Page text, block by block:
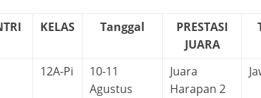
KELAS Tanggal
PRESTASI
JUARA
12A-Pi
10-11
Agustus
Juara
Harapan 2